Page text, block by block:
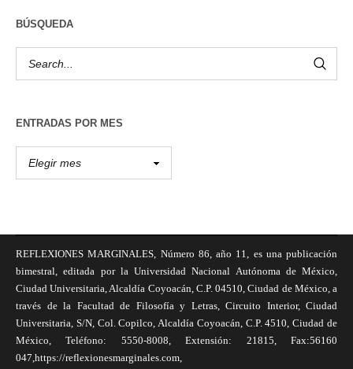
BÚSQUEDA
ENTRADAS POR MES
REFLEXIONES MARGINALES, Número 86, año 11, es una publicación
bimestral, editada por la Universidad Nacional Autónoma de México,
Ciudad Universitaria, Alcaldía Coyoacán, C.P. 04510, Ciudad de México, a
través de la Facultad de Filosofía y Letras, Circuito Interior, Ciudad
Universitaria, S/N, Col. Copilco, Alcaldía Coyoacán, C.P. 4510, Ciudad de
México, Teléfono: 5550-8008, Extensión: 21815, Fax:56160
047,https://reflexionesmarginales.com,